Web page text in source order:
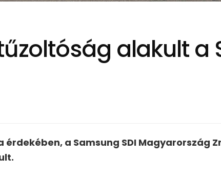
alakult a
a Samsung SDI Magyarország